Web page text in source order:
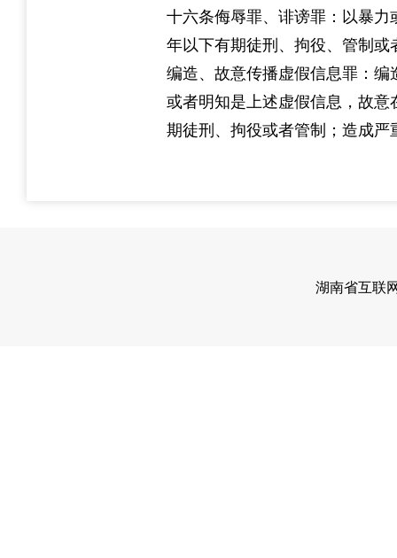
十六条侮辱罪、诽谤罪：以暴
年以下有期徒刑、拘役、管制
编造、故意传播虚假信息罪：
或者明知是上述虚假信息，故
期徒刑、拘役或者管制；造成
湖南省互联